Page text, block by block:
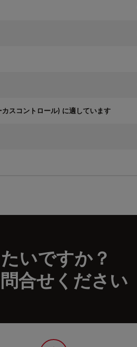
スコントロール) に適しています
いですか？
合せください